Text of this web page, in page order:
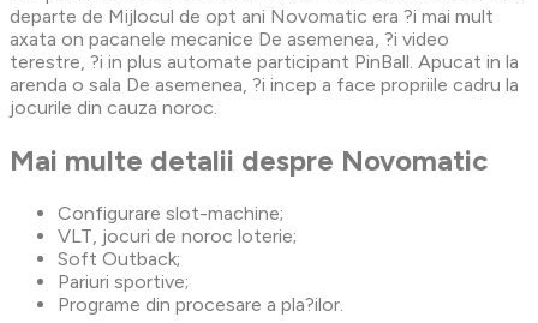
departe de Mijlocul de opt ani Novomatic era ?i mai mult
axata on pacanele mecanice De asemenea, ?i video
terestre, ?i in plus automate participant PinBall. Apucat in la
arenda o sala De asemenea, ?i incep a face propriile cadru la
jocurile din cauza noroc.
Mai multe detalii despre Novomatic
Configurare slot-machine;
VLT, jocuri de noroc loterie;
Soft Outback;
Pariuri sportive;
Programe din procesare a pla?ilor.